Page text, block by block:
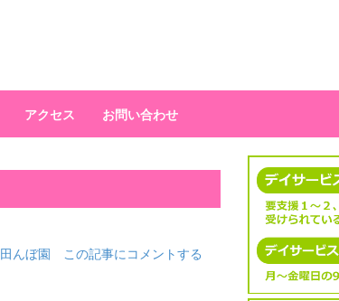
アクセス お問い合わせ
田んぼ園
この記事にコメントする